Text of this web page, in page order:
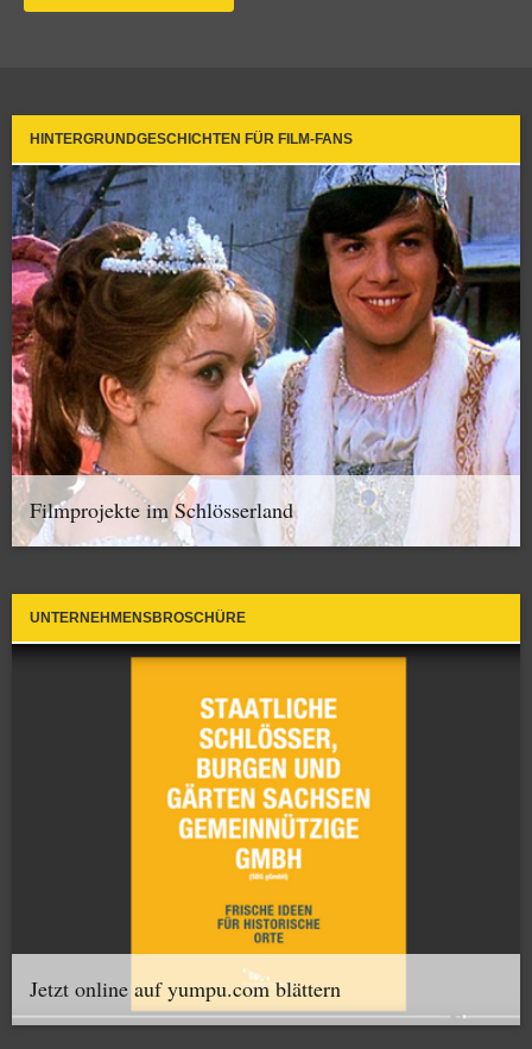
HINTERGRUNDGESCHICHTEN FÜR FILM-FANS
Filmprojekte im Schlösserland
UNTERNEHMENSBROSCHÜRE
Jetzt online auf yumpu.com blättern